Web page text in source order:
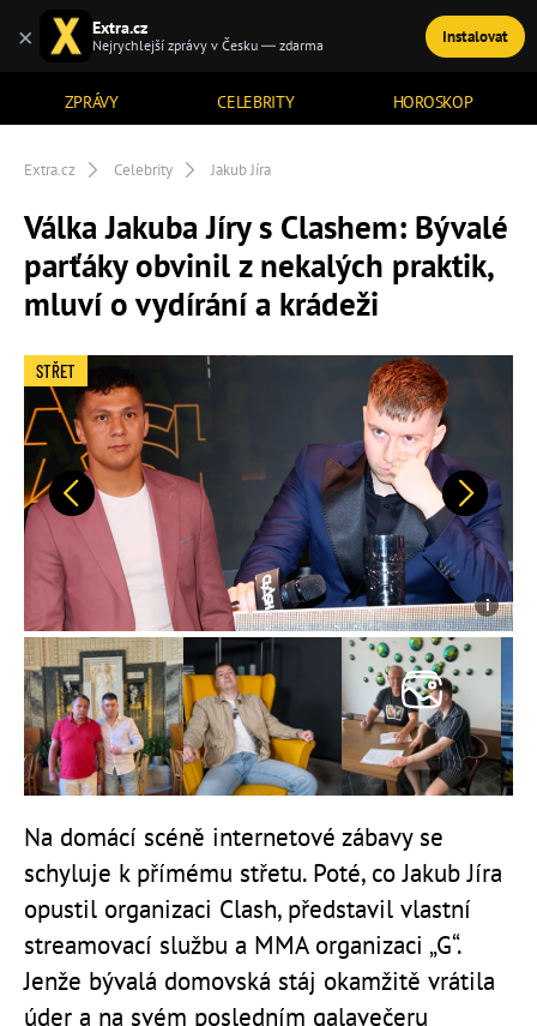
ZPRÁVY CELEBRITY HOROSKOP
TÉMATA
Extra.cz Celebrity Jakub Jíra
Válka Jakuba Jíry s Clashem: Bývalé
parťáky obvinil z nekalých praktik,
mluví o vydírání a krádeži
Předchozí Další
STŘET
Na domácí scéně internetové zábavy se
schyluje k přímému střetu. Poté, co Jakub Jíra
opustil organizaci Clash, představil vlastní
streamovací službu a MMA organizaci „G“.
Jenže bývalá domovská stáj okamžitě vrátila
úder a na svém posledním galavečeru
× Extra.cz
Nejrychlejší zprávy v Česku — zdarma Instalovat